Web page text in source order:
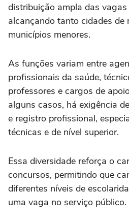
distribuição ampla das vagas
alcançando tanto cidades de
municípios menores.
As funções variam entre
profissionais da saúde,
professores e cargos de
alguns casos, há exigência
e registro profissional,
técnicas e de nível superior.
Essa diversidade reforça o
concursos, permitindo que
diferentes níveis de
uma vaga no serviço público.